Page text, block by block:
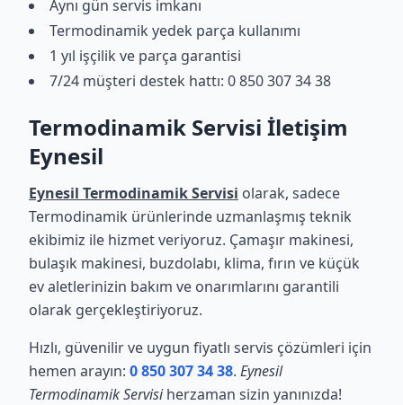
Aynı gün servis imkanı
Termodinamik yedek parça kullanımı
1 yıl işçilik ve parça garantisi
7/24 müşteri destek hattı: 0 850 307 34 38
Termodinamik Servisi İletişim
Eynesil
Eynesil Termodinamik Servisi olarak, sadece
Termodinamik ürünlerinde uzmanlaşmış teknik
ekibimiz ile hizmet veriyoruz. Çamaşır makinesi,
bulaşık makinesi, buzdolabı, klima, fırın ve küçük
ev aletlerinizin bakım ve onarımlarını garantili
olarak gerçekleştiriyoruz.
Hızlı, güvenilir ve uygun fiyatlı servis çözümleri için
hemen arayın: 0 850 307 34 38. Eynesil
Termodinamik Servisiherzaman sizin yanınızda!